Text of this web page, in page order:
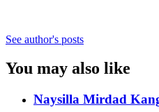
See author's posts
You may also like
Naysilla Mirdad